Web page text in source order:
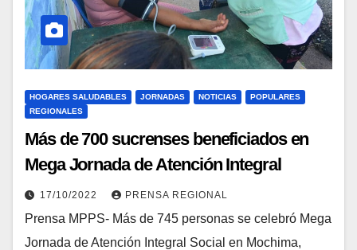
HOGARES SALUDABLES JORNADAS NOTICIAS
POPULARES
REGIONALES
Más de 700 sucrenses beneficiados en
Mega Jornada de Atención Integral
17/10/2022 PRENSA REGIONAL
Prensa MPPS- Más de 745 personas se celebró Mega
Jornada de Atención Integral Social en Mochima,